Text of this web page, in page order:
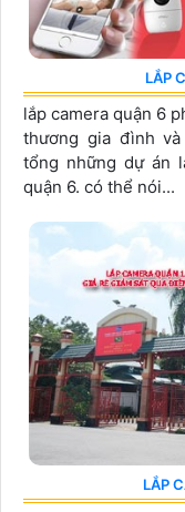
LẮP
lắp camera quận 6
thương gia đình
tổng những dự án
quận 6. có thể nói...
LẮP